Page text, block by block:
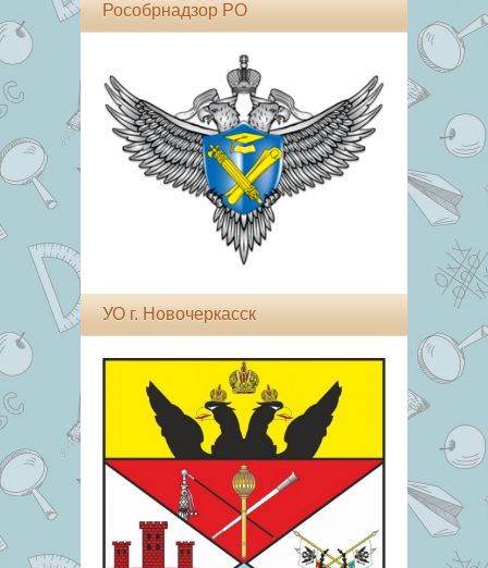
Рособрнадзор РО
УО г. Новочеркасск